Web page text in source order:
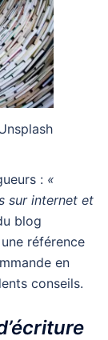
: «
sur internet et
blog
référence
en
conseils.